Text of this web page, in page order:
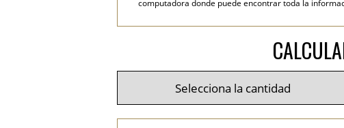
computadora donde puede encontrar toda la